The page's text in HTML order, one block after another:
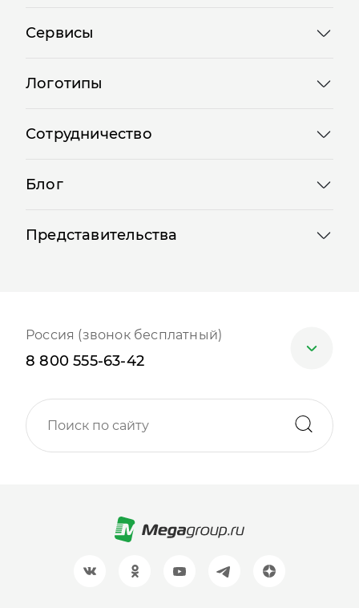
Сервисы
Логотипы
Сотрудничество
Блог
Представительства
Россия (звонок бесплатный)
8 800 555-63-42
+7 (961) 999-93-93